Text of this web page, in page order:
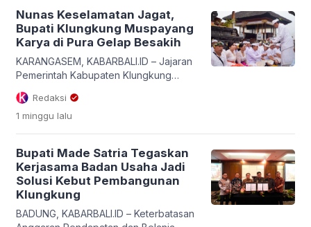
berlangsung meriah tersebut dilakukan
langsung oleh Bupati Klungkung, I
Made Satria. Turut hadir mendampingi
Bupati dalam acara penutupan, yakni
Kepala Inspektorat […]
Nunas Keselamatan Jagat,
Bupati Klungkung Muspayang
Karya di Pura Gelap Besakih
KARANGASEM, KABARBALI.ID – Jajaran
Pemerintah Kabupaten Klungkung
menggelar persembahyangan bersama
dalam rangka Puncak Karya Aci
Pengenteg Jagat di Pura Gelap,
Rabu (29/7/2026). Prosesi
persembahyangan puncak karya yang
bertepatan dengan Rahina Purnama
Karo ini dihadiri langsung oleh Bupati
Klungkung I Made Satria didampingi Ny.
Redaksi
1 minggu lalu
Bupati Made Satria Tegaskan
Kerjasama Badan Usaha Jadi
Solusi Kebut Pembangunan
Klungkung
BADUNG, KABARBALI.ID – Keterbatasan